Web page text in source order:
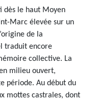
dès le haut Moyen
Marc élevée sur un
de la
traduit encore
collective. La
milieu ouvert,
période. Au début du
mottes castrales, dont